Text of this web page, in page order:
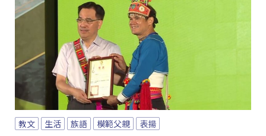
教文 生活 族語 模範父親 表揚